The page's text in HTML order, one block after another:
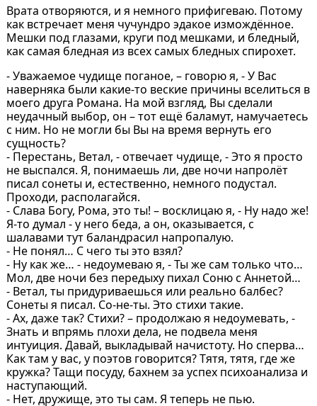
Врата отворяются, и я немного прифигеваю. Потому
как встречает меня чучундро эдакое измождённое.
Мешки под глазами, круги под мешками, и бледный,
как самая бледная из всех самых бледных спирохет.
- Уважаемое чудище поганое, – говорю я, - У Вас
наверняка были какие-то веские причины вселиться в
моего друга Романа. На мой взгляд, Вы сделали
неудачный выбор, он – тот ещё баламут, намучаетесь
с ним. Но не могли бы Вы на время вернуть его
сущность?
- Перестань, Ветал, - отвечает чудище, - Это я просто
не выспался. Я, понимаешь ли, две ночи напролёт
писал сонеты и, естественно, немного подустал.
Проходи, располагайся.
- Слава Богу, Рома, это ты! – восклицаю я, - Ну надо же!
Я-то думал - у него беда, а он, оказывается, с
шалавами тут баландрасил напропалую.
- Не понял… С чего ты это взял?
- Ну как же… - недоумеваю я, - Ты же сам только что…
Мол, две ночи без передыху пихал Соню с Аннетой…
- Ветал, ты придуриваешься или реально балбес?
Сонеты я писал. Со-не-ты. Это стихи такие.
- Ах, даже так? Стихи? – продолжаю я недоумевать, -
Знать и впрямь плохи дела, не подвела меня
интуиция. Давай, выкладывай начистоту. Но сперва…
Как там у вас, у поэтов говорится? Тятя, тятя, где же
кружка? Тащи посуду, бахнем за успех психоанализа и
наступающий.
- Нет, дружище, это ты сам. Я теперь не пью.